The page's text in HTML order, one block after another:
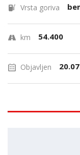
Vrsta goriva
km 54.400
Objavljen